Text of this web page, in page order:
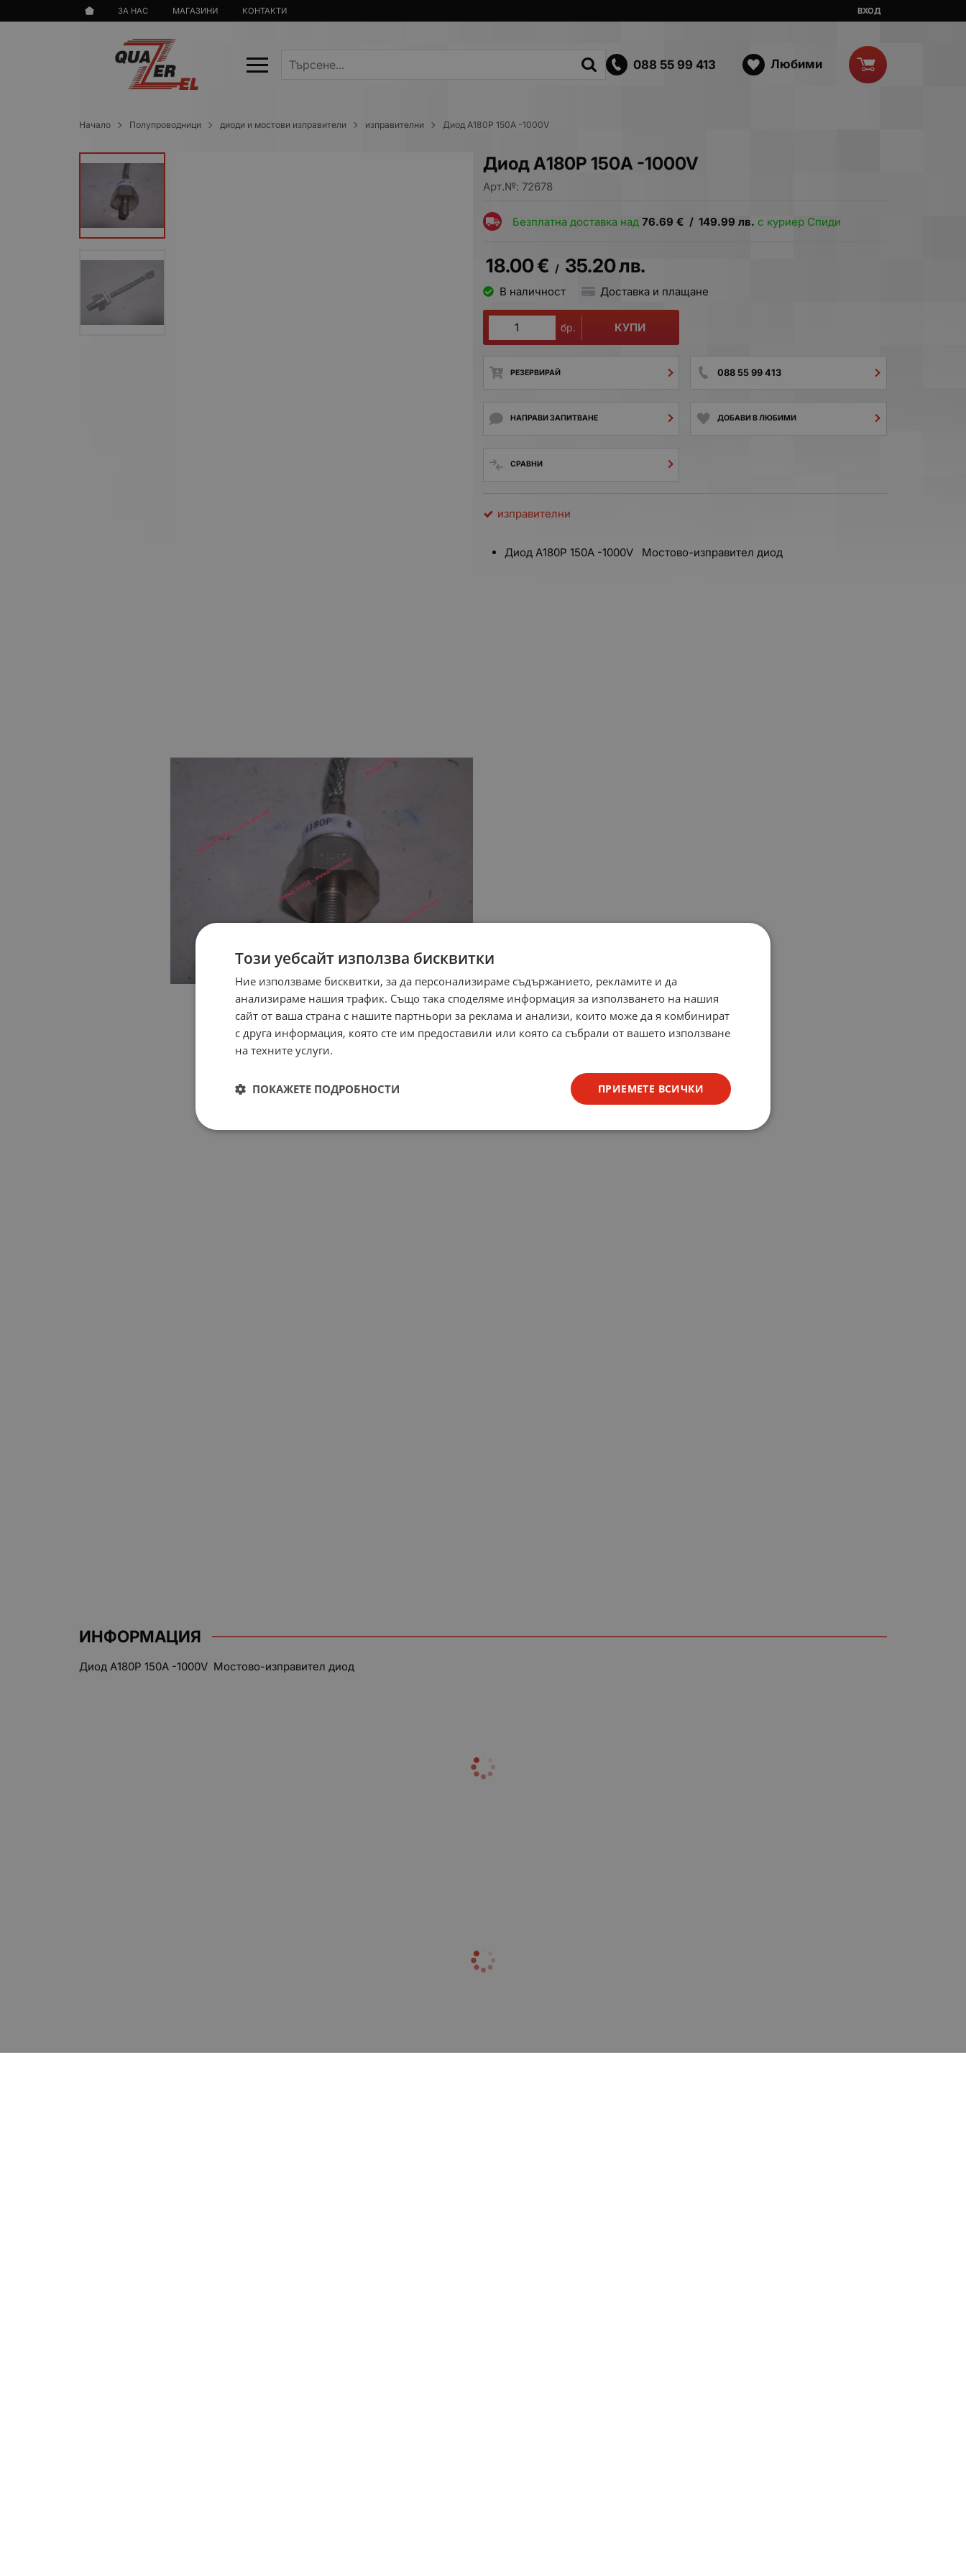
ЗА НАС МАГАЗИНИ КОНТАКТИ ВХОД
088 55 99 413 Любими
Начало Полупроводници диоди и мостови изправители изправителни Диод А180Р 150A -1000V
Диод А180Р 150A -1000V
Арт.№: 72678
Безплатна доставка над76.69 € / 149.99 лв. с куриер Спиди
18.00€ / 35.20лв.
В наличност Доставка и плащане
бр. КУПИ
РЕЗЕРВИРАЙ 088 55 99 413
НАПРАВИ ЗАПИТВАНЕ ДОБАВИ В ЛЮБИМИ
СРАВНИ
изправителни
Диод А180Р 150A -1000V Мостово-изправител диод
ИНФОРМАЦИЯ
Диод А180Р 150A -1000V Мостово-изправител диод
Този уебсайт използва бисквитки
Ние използваме бисквитки, за да персонализираме съдържанието, рекламите и да
анализираме нашия трафик. Също така споделяме информация за използването на нашия
сайт от ваша страна с нашите партньори за реклама и анализи, които може да я комбинират
с друга информация, която сте им предоставили или която са събрали от вашето използване
на техните услуги.
ПРИЕМЕТЕ ВСИЧКИ
ПОКАЖЕТЕ ПОДРОБНОСТИ